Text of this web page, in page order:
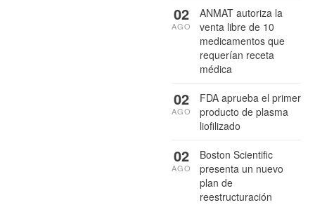
ANMAT autoriza la
venta libre de 10
medicamentos que
requerían receta
médica
02
AGO
FDA aprueba el primer
producto de plasma
liofilizado
02
AGO
Boston Scientific
presenta un nuevo
plan de
reestructuración
02
AGO